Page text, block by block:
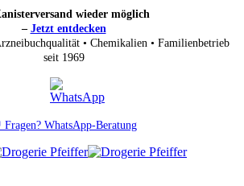
wieder möglich
– Jetzt entdecken
• Chemikalien • Familienbetrieb
seit 1969
Fragen? WhatsApp-Beratung